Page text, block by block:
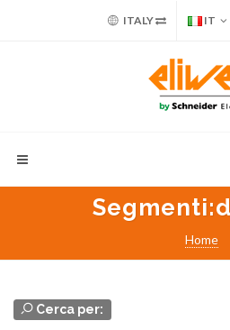
ITALY IT
Segmenti
Home
Cerca per: